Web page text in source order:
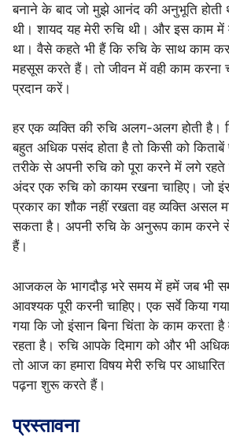
बनाने के बाद जो मुझे आनंद की अनुभूति होती
थी। शायद यह मेरी रुचि थी। और इस काम
था। वैसे कहते भी हैं कि रुचि के साथ काम
महसूस करते हैं। तो जीवन में वही काम करना
प्रदान करें।
हर एक व्यक्ति की रुचि अलग-अलग होती है।
बहुत अधिक पसंद होता है तो किसी को
तरीके से अपनी रुचि को पूरा करने में लगे
अंदर एक रुचि को कायम रखना चाहिए। जो
प्रकार का शौक नहीं रखता वह व्यक्ति असल
सकता है। अपनी रुचि के अनुरूप काम करने से
हैं।
आजकल के भागदौड़ भरे समय में हमें जब भी
आवश्यक पूरी करनी चाहिए। एक सर्वे किया
गया कि जो इंसान बिना चिंता के काम करता
रहता है। रुचि आपके दिमाग को और भी अधिक
तो आज का हमारा विषय मेरी रुचि पर
पढ़ना शुरू करते हैं।
प्रस्तावना